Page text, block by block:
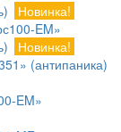
Новинка!
EM»
Новинка!
(антипаника)
EM»